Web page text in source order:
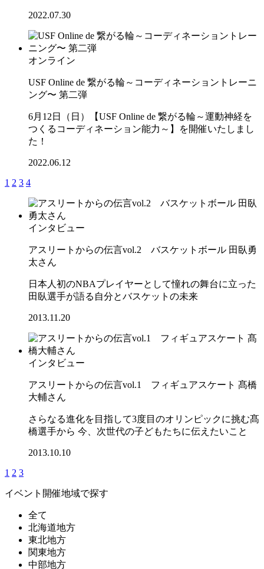
2022.07.30
オンライン
USF Online de 繋がる輪～コーディネーショントレーニ
ング〜 第二弾
6月12日（日）【USF Online de 繋がる輪～運動神経を
つくるコーディネーション能力～】を開催いたしまし
た！
2022.06.12
1 2 3 4
インタビュー
アスリートからの伝言vol.2 バスケットボール 田臥勇
太さん
日本人初のNBAプレイヤーとして憧れの舞台に立った
田臥選手が語る自分とバスケットの未来
2013.11.20
インタビュー
アスリートからの伝言vol.1 フィギュアスケート 髙橋
大輔さん
さらなる進化を目指して3度目のオリンピックに挑む髙
橋選手から 今、次世代の子どもたちに伝えたいこと
2013.10.10
1 2 3
イベント開催地域で探す
全て
北海道地方
東北地方
関東地方
中部地方